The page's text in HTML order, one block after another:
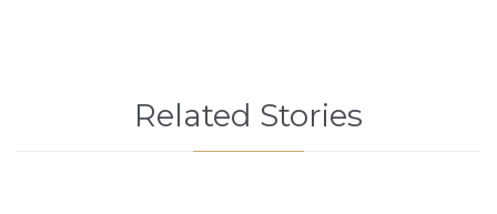
Related Stories